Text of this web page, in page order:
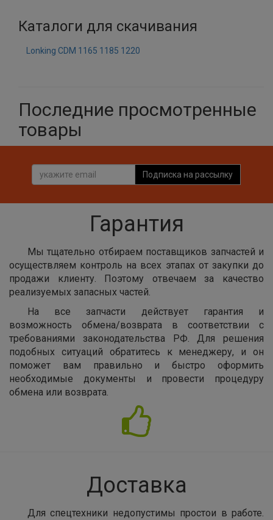
Каталоги для скачивания
Lonking CDM 1165 1185 1220
Последние просмотренные
товары
Подписка на рассылку
Гарантия
Мы тщательно отбираем поставщиков запчастей и
осуществляем контроль на всех этапах от закупки до
продажи клиенту. Поэтому отвечаем за качество
реализуемых запасных частей.
На все запчасти действует гарантия и
возможность обмена/возврата в соответствии с
требованиями законодательства РФ. Для решения
подобных ситуаций обратитесь к менеджеру, и он
поможет вам правильно и быстро оформить
необходимые документы и провести процедуру
обмена или возврата.
Доставка
Для спецтехники недопустимы простои в работе.